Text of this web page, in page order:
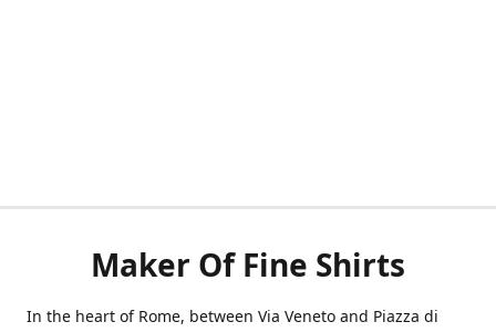
Maker Of Fine Shirts
In the heart of Rome, between Via Veneto and Piazza di